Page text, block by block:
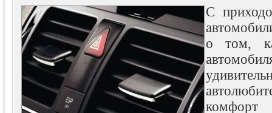
С
о том,